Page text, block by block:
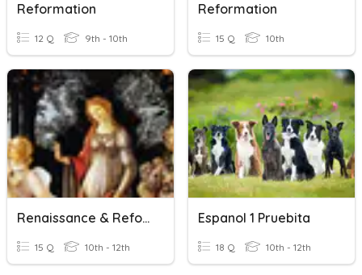
Reformation
12 Q 9th - 10th
Reformation
15 Q 10th
Renaissance & Reformation
15 Q 10th - 12th
Espanol 1 Pruebita
18 Q 10th - 12th